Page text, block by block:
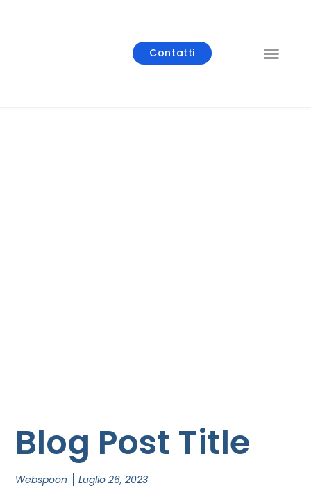
Contatti
Blog Post Title
Webspoon Luglio 26, 2023